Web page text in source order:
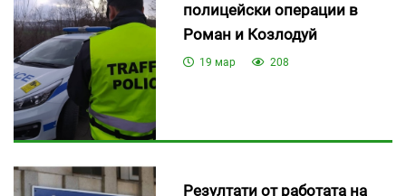
полицейски операции в
Роман и Козлодуй
19 мар 208
Резултати от работата на